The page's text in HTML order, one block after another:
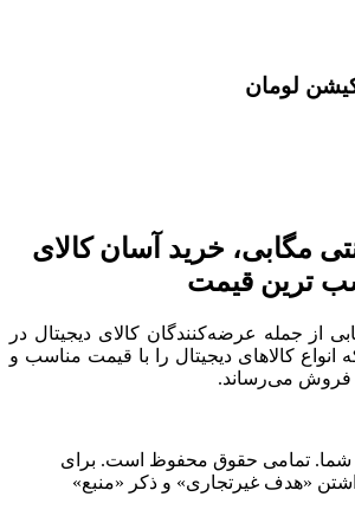
لومان
مگابی، خرید آسان کالای
ترین قیمت
از جمله عرضه‌کنندگان کالای دیجیتال در
کالاهای دیجیتال را با قیمت مناسب و
فروش می‌رساند.
2022 برند شما. تمامی حقوق محفوظ است. برای
«هدف غیرتجاری» و ذکر «منبع»